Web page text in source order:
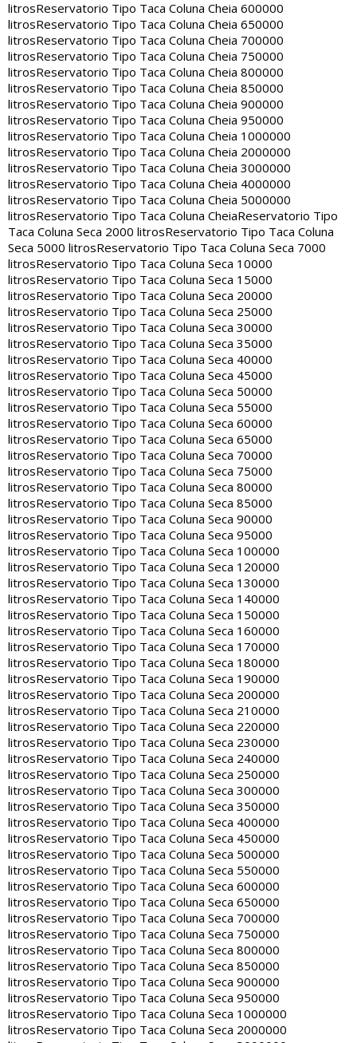
litrosReservatorio Tipo Taca Coluna Cheia 600000
litrosReservatorio Tipo Taca Coluna Cheia 650000
litrosReservatorio Tipo Taca Coluna Cheia 700000
litrosReservatorio Tipo Taca Coluna Cheia 750000
litrosReservatorio Tipo Taca Coluna Cheia 800000
litrosReservatorio Tipo Taca Coluna Cheia 850000
litrosReservatorio Tipo Taca Coluna Cheia 900000
litrosReservatorio Tipo Taca Coluna Cheia 950000
litrosReservatorio Tipo Taca Coluna Cheia 1000000
litrosReservatorio Tipo Taca Coluna Cheia 2000000
litrosReservatorio Tipo Taca Coluna Cheia 3000000
litrosReservatorio Tipo Taca Coluna Cheia 4000000
litrosReservatorio Tipo Taca Coluna Cheia 5000000
litrosReservatorio Tipo Taca Coluna CheiaReservatorio Tipo
Taca Coluna Seca 2000 litrosReservatorio Tipo Taca Coluna
Seca 5000 litrosReservatorio Tipo Taca Coluna Seca 7000
litrosReservatorio Tipo Taca Coluna Seca 10000
litrosReservatorio Tipo Taca Coluna Seca 15000
litrosReservatorio Tipo Taca Coluna Seca 20000
litrosReservatorio Tipo Taca Coluna Seca 25000
litrosReservatorio Tipo Taca Coluna Seca 30000
litrosReservatorio Tipo Taca Coluna Seca 35000
litrosReservatorio Tipo Taca Coluna Seca 40000
litrosReservatorio Tipo Taca Coluna Seca 45000
litrosReservatorio Tipo Taca Coluna Seca 50000
litrosReservatorio Tipo Taca Coluna Seca 55000
litrosReservatorio Tipo Taca Coluna Seca 60000
litrosReservatorio Tipo Taca Coluna Seca 65000
litrosReservatorio Tipo Taca Coluna Seca 70000
litrosReservatorio Tipo Taca Coluna Seca 75000
litrosReservatorio Tipo Taca Coluna Seca 80000
litrosReservatorio Tipo Taca Coluna Seca 85000
litrosReservatorio Tipo Taca Coluna Seca 90000
litrosReservatorio Tipo Taca Coluna Seca 95000
litrosReservatorio Tipo Taca Coluna Seca 100000
litrosReservatorio Tipo Taca Coluna Seca 120000
litrosReservatorio Tipo Taca Coluna Seca 130000
litrosReservatorio Tipo Taca Coluna Seca 140000
litrosReservatorio Tipo Taca Coluna Seca 150000
litrosReservatorio Tipo Taca Coluna Seca 160000
litrosReservatorio Tipo Taca Coluna Seca 170000
litrosReservatorio Tipo Taca Coluna Seca 180000
litrosReservatorio Tipo Taca Coluna Seca 190000
litrosReservatorio Tipo Taca Coluna Seca 200000
litrosReservatorio Tipo Taca Coluna Seca 210000
litrosReservatorio Tipo Taca Coluna Seca 220000
litrosReservatorio Tipo Taca Coluna Seca 230000
litrosReservatorio Tipo Taca Coluna Seca 240000
litrosReservatorio Tipo Taca Coluna Seca 250000
litrosReservatorio Tipo Taca Coluna Seca 300000
litrosReservatorio Tipo Taca Coluna Seca 350000
litrosReservatorio Tipo Taca Coluna Seca 400000
litrosReservatorio Tipo Taca Coluna Seca 450000
litrosReservatorio Tipo Taca Coluna Seca 500000
litrosReservatorio Tipo Taca Coluna Seca 550000
litrosReservatorio Tipo Taca Coluna Seca 600000
litrosReservatorio Tipo Taca Coluna Seca 650000
litrosReservatorio Tipo Taca Coluna Seca 700000
litrosReservatorio Tipo Taca Coluna Seca 750000
litrosReservatorio Tipo Taca Coluna Seca 800000
litrosReservatorio Tipo Taca Coluna Seca 850000
litrosReservatorio Tipo Taca Coluna Seca 900000
litrosReservatorio Tipo Taca Coluna Seca 950000
litrosReservatorio Tipo Taca Coluna Seca 1000000
litrosReservatorio Tipo Taca Coluna Seca 2000000